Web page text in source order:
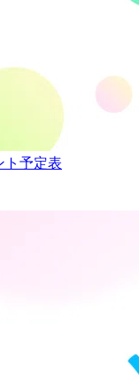
ト予定表